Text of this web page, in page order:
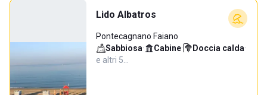
Lido Albatros
Pontecagnano Faiano
Sabbiosa· Cabine· Doccia calda·
e altri 5…